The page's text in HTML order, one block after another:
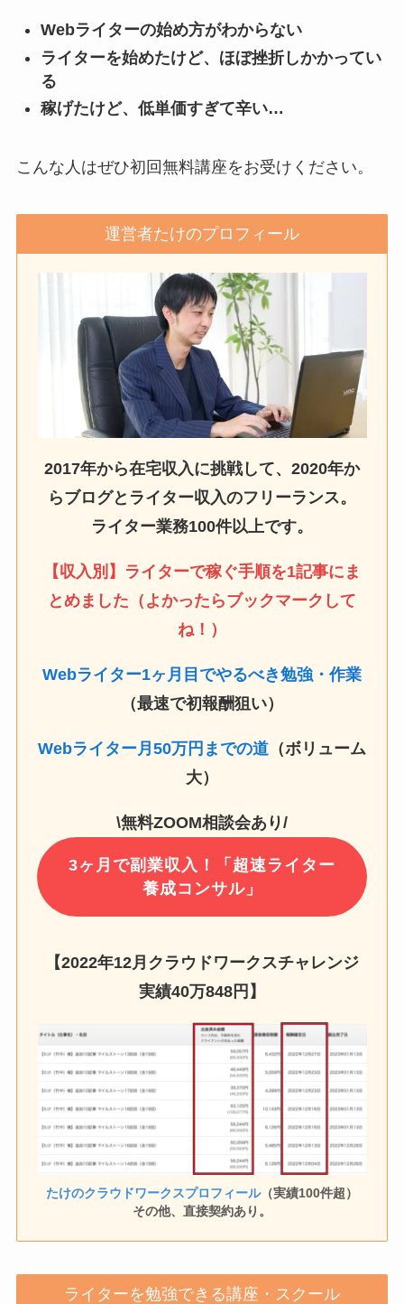
Webライターの始め方がわからない
ライターを始めたけど、ほぼ挫折しかかってい
る
稼げたけど、低単価すぎて辛い…
こんな人はぜひ初回無料講座をお受けください。
運営者たけのプロフィール
2017年から在宅収入に挑戦して、2020年か
らブログとライター収入のフリーランス。
ライター業務100件以上です。
【収入別】ライターで稼ぐ手順を1記事にま
とめました（よかったらブックマークして
ね！）
Webライター1ヶ月目でやるべき勉強・作業
（最速で初報酬狙い）
Webライター月50万円までの道 （ボリューム
大）
\無料ZOOM相談会あり/
3ヶ月で副業収入！「超速ライター
養成コンサル」
【2022年12月クラウドワークスチャレンジ
実績40万848円 】
たけのクラウドワークスプロフィール（実績100件超）
その他、直接契約あり。
ライターを勉強できる講座・スクール